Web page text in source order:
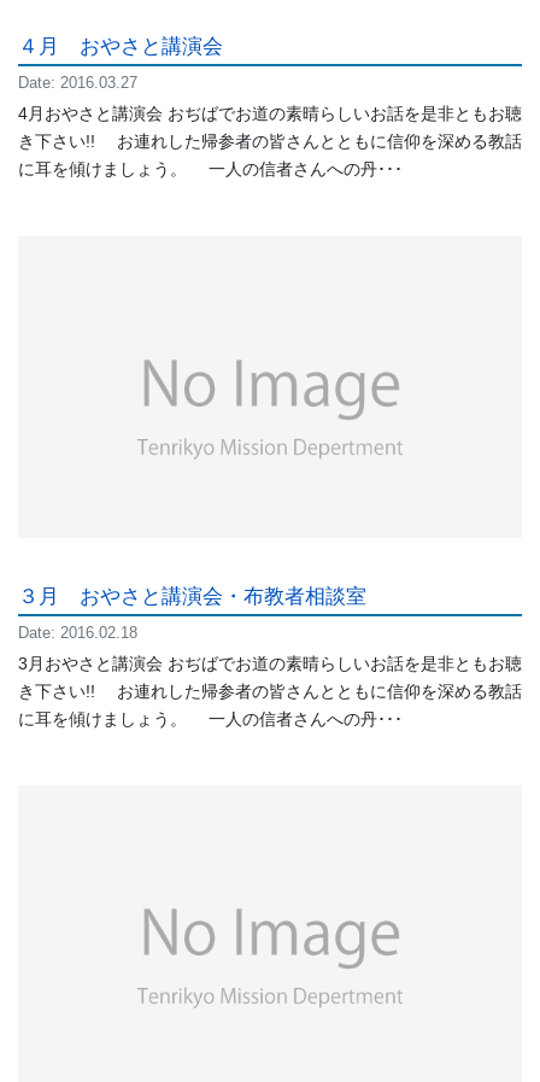
４月 おやさと講演会
Date: 2016.03.27
4月おやさと講演会 おぢばでお道の素晴らしいお話を是非ともお聴
き下さい!! お連れした帰参者の皆さんとともに信仰を深める教話
に耳を傾けましょう。 一人の信者さんへの丹･･･
３月 おやさと講演会・布教者相談室
Date: 2016.02.18
3月おやさと講演会 おぢばでお道の素晴らしいお話を是非ともお聴
き下さい!! お連れした帰参者の皆さんとともに信仰を深める教話
に耳を傾けましょう。 一人の信者さんへの丹･･･